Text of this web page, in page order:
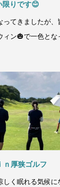
りです😊
ってきましたが、
ン🎃で一色とな
厚狭ゴルフ
く眠れる気候に